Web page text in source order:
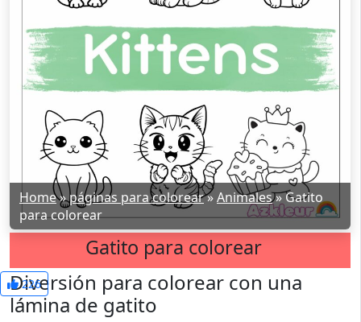
Home»páginas para colorear»Animales»Gatito
para colorear
Gatito para colorear
226
Diversión para colorear con una
lámina de gatito